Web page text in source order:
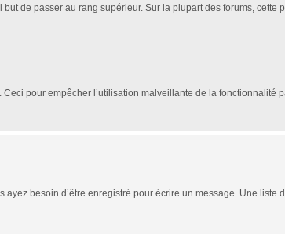
de passer au rang supérieur. Sur la plupart des forums,
pour empêcher l’utilisation malveillante de la fonctionnalité
besoin d’être enregistré pour écrire un message. Une liste